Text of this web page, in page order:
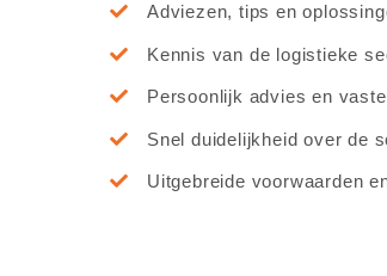
Adviezen, tips en
Kennis van de logistieke
Persoonlijk advies en
Snel duidelijkheid over de
Uitgebreide voorwaarden